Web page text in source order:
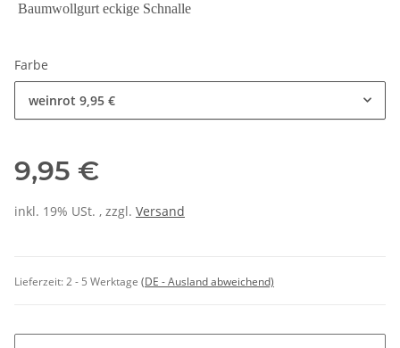
Baumwollgurt eckige Schnalle
Farbe
weinrot 9,95 €
9,95 €
inkl. 19% USt. , zzgl. Versand
Lieferzeit:2 - 5 Werktage (DE - Ausland abweichend)